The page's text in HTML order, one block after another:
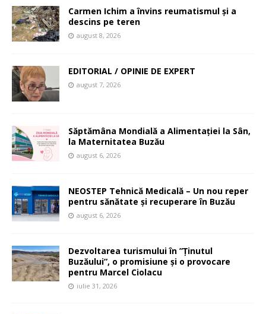
Carmen Ichim a învins reumatismul și a
descins pe teren
august 8, 2026
EDITORIAL / OPINIE DE EXPERT
august 7, 2026
Săptămâna Mondială a Alimentației la Sân,
la Maternitatea Buzău
august 6, 2026
NEOSTEP Tehnică Medicală – Un nou reper
pentru sănătate și recuperare în Buzău
august 6, 2026
Dezvoltarea turismului în ”Ținutul
Buzăului”, o promisiune și o provocare
pentru Marcel Ciolacu
iulie 31, 2026